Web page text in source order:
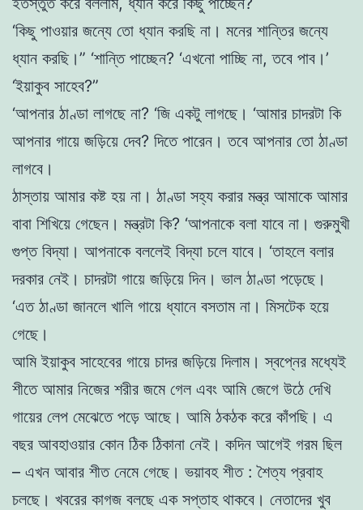
‘কিছু পাওয়ার জন্যে তাে ধ্যান করছি না। মনের শান্তির জন্যে
ধ্যান করছি।” ‘শান্তি পাচ্ছেন? ‘এখনাে পাচ্ছি না, তবে পাব।’
‘ইয়াকুব সাহেব?”
‘আপনার ঠাণ্ডা লাগছে না? ‘জি একটু লাগছে। ‘আমার চাদরটা কি
আপনার গায়ে জড়িয়ে দেব? দিতে পারেন। তবে আপনার তাে ঠাণ্ডা
লাগবে।
ঠাস্তায় আমার কষ্ট হয় না। ঠাণ্ডা সহ্য করার মন্ত্র আমাকে আমার
বাবা শিখিয়ে গেছেন। মন্ত্রটা কি? ‘আপনাকে বলা যাবে না। গুরুমুখী
গুপ্ত বিদ্যা। আপনাকে বললেই বিদ্যা চলে যাবে । ‘তাহলে বলার
দরকার নেই। চাদরটা গায়ে জড়িয়ে দিন। ভাল ঠাণ্ডা পড়েছে।
‘এত ঠাণ্ডা জানলে খালি গায়ে ধ্যানে বসতাম না। মিসটেক হয়ে
গেছে।
আমি ইয়াকুব সাহেবের গায়ে চাদর জড়িয়ে দিলাম। স্বপ্নের মধ্যেই
শীতে আমার নিজের শরীর জমে গেল এবং আমি জেগে উঠে দেখি
গায়ের লেপ মেঝেতে পড়ে আছে। আমি ঠকঠক করে কাঁপছি। এ
বছর আবহাওয়ার কোন ঠিক ঠিকানা নেই। কদিন আগেই গরম ছিল
– এখন আবার শীত নেমে গেছে। ভয়াবহ শীত : শৈত্য প্রবাহ
চলছে। খবরের কাগজ বলছে এক সপ্তাহ থাকবে। নেতাদের খুব